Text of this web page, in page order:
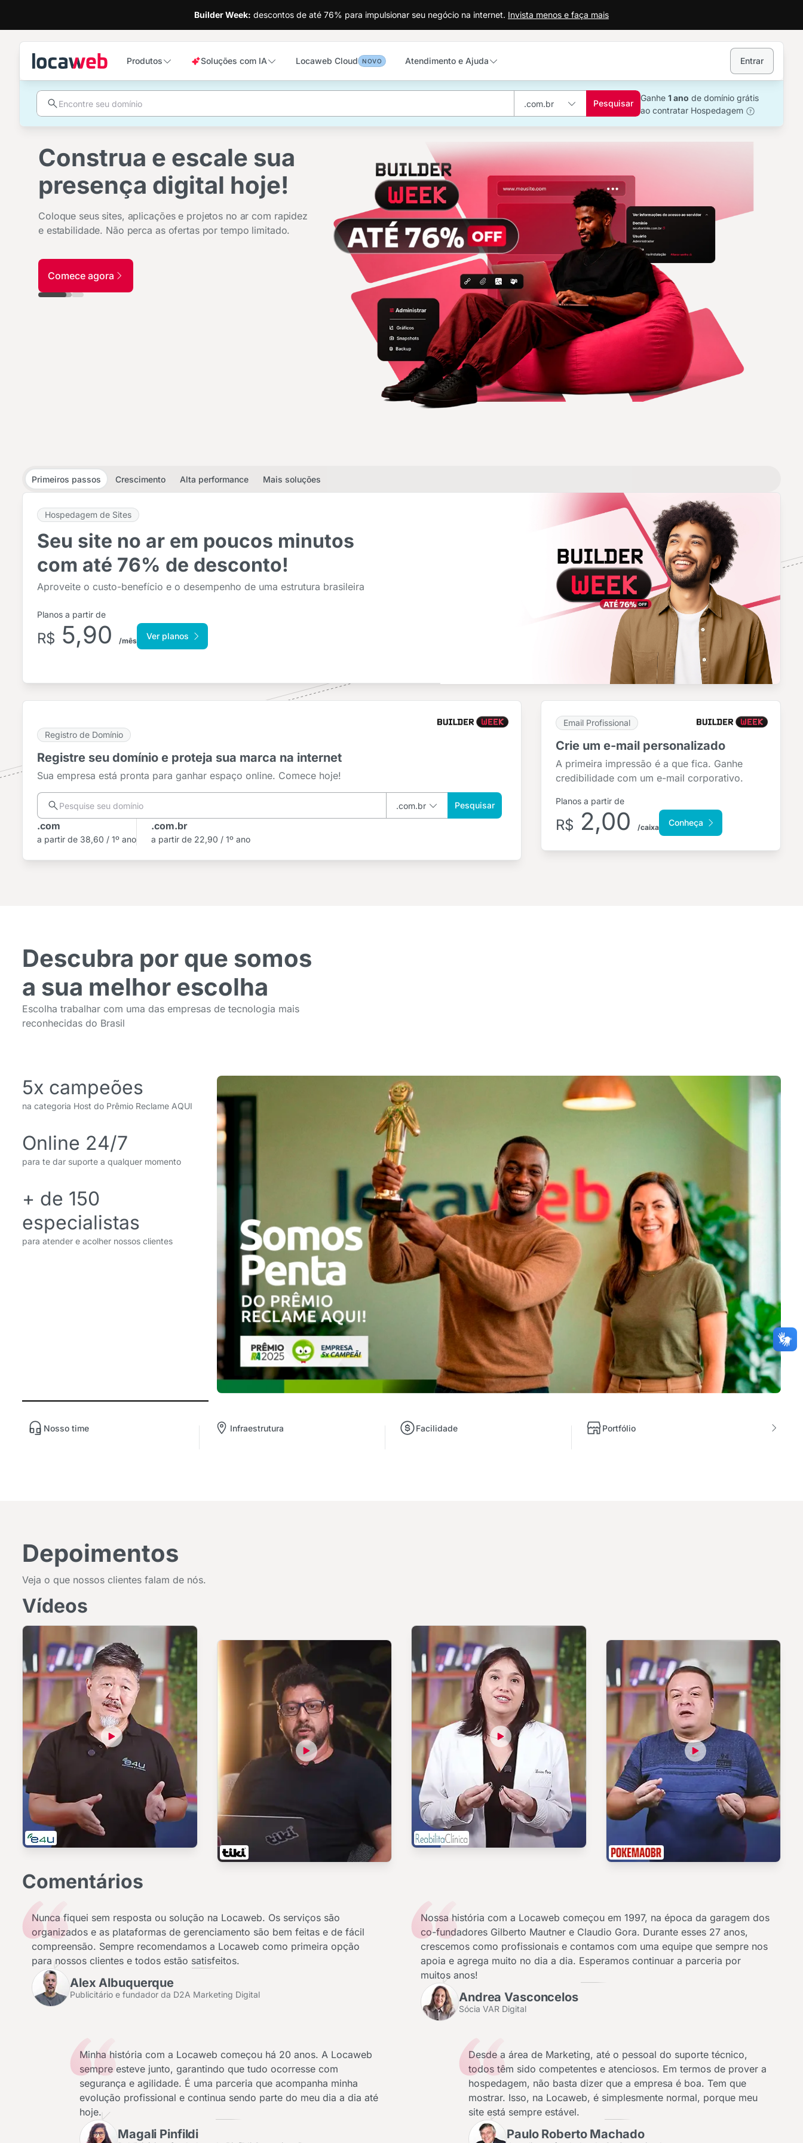
Builder Week: descontos de até 76% para impulsionar seu negócio na internet. Invista menos e faça mais
Produtos Soluções com IA Locaweb Cloud NOVO Atendimento e Ajuda Entrar
Pesquisar
Ganhe 1 ano de domínio grátis
ao contratar Hospedagem
Construa e escale sua
presença digital hoje!
Coloque seus sites, aplicações e projetos no ar com rapidez
e estabilidade. Não perca as ofertas por tempo limitado.
Comece agora
Hospede seu site na
empresa pioneira em
internet no Brasil!
profissional inclusos, além do suporte 24h.
Primeiros passos Crescimento Alta performance Mais soluções
Hospedagem de Sites
Seu site no ar em poucos minutos
com até 76% de desconto!
Aproveite o custo-benefício e o desempenho de uma estrutura brasileira
Planos a partir de
R$ 5,90 /mês Ver planos
Registro de Domínio
Registre seu domínio e proteja sua marca na internet
Sua empresa está pronta para ganhar espaço online. Comece hoje!
Pesquisar
.com
a partir de 38,60 / 1º ano
.com.br
a partir de 22,90 / 1º ano
Email Profissional
Crie um e-mail personalizado
A primeira impressão é a que fica. Ganhe
credibilidade com um e-mail corporativo.
Planos a partir de
R$ 2,00 /caixa Conheça
Descubra por que somos
a sua melhor escolha
Escolha trabalhar com uma das empresas de tecnologia mais
reconhecidas do Brasil
Nosso time Infraestrutura Facilidade Portfólio
5x campeões
na categoria Host do Prêmio Reclame AQUI
Online 24/7
para te dar suporte a qualquer momento
+ de 150
especialistas
para atender e acolher nossos clientes
Depoimentos
Veja o que nossos clientes falam de nós.
Vídeos
Comentários
Nunca fiquei sem resposta ou solução na Locaweb. Os serviços são
organizados e as plataformas de gerenciamento são bem feitas e de fácil
compreensão. Sempre recomendamos a Locaweb como primeira opção
para nossos clientes e todos estão satisfeitos.
Alex Albuquerque
Publicitário e fundador da D2A Marketing Digital
Nossa história com a Locaweb começou em 1997, na época da garagem dos
co-fundadores Gilberto Mautner e Claudio Gora. Durante esses 27 anos,
crescemos como profissionais e contamos com uma equipe que sempre nos
apoia e agrega muito no dia a dia. Esperamos continuar a parceria por
muitos anos!
Andrea Vasconcelos
Sócia VAR Digital
Minha história com a Locaweb começou há 20 anos. A Locaweb
sempre esteve junto, garantindo que tudo ocorresse com
segurança e agilidade. É uma parceria que acompanha minha
evolução profissional e continua sendo parte do meu dia a dia até
hoje.
Magali Pinfildi
Desde a área de Marketing, até o pessoal do suporte técnico,
todos têm sido competentes e atenciosos. Em termos de prover a
hospedagem, não basta dizer que a empresa é boa. Tem que
mostrar. Isso, na Locaweb, é simplesmente normal, porque meu
site está sempre estável.
Paulo Roberto Machado